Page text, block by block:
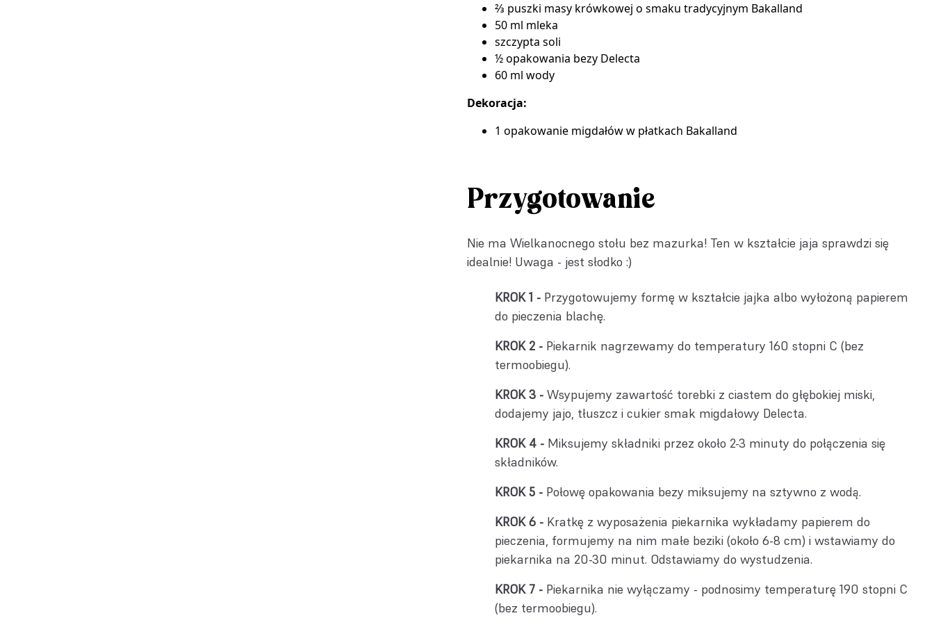
⅔ puszki masy krówkowej o smaku tradycyjnym Bakalland
50 ml mleka
szczypta soli
½ opakowania bezy Delecta
60 ml wody
Dekoracja:
1 opakowanie migdałów w płatkach Bakalland
Przygotowanie
Nie ma Wielkanocnego stołu bez mazurka! Ten w kształcie jaja sprawdzi się
idealnie! Uwaga - jest słodko :)
Przygotowujemy formę w kształcie jajka albo wyłożoną papierem
do pieczenia blachę.
Piekarnik nagrzewamy do temperatury 160 stopni C (bez
termoobiegu).
Wsypujemy zawartość torebki z ciastem do głębokiej miski,
dodajemy jajo, tłuszcz i cukier smak migdałowy Delecta.
Miksujemy składniki przez około 2-3 minuty do połączenia się
składników.
Połowę opakowania bezy miksujemy na sztywno z wodą.
Kratkę z wyposażenia piekarnika wykładamy papierem do
pieczenia, formujemy na nim małe beziki (około 6-8 cm) i wstawiamy do
piekarnika na 20-30 minut. Odstawiamy do wystudzenia.
Piekarnika nie wyłączamy - podnosimy temperaturę 190 stopni C
(bez termoobiegu).